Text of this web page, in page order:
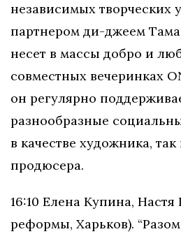
независимых творческих
партнером ди-джеем
несет в массы добро и
совместных вечеринках
он регулярно
разнообразные
в качестве художника, так
продюсера.
16:10 ​​Елена​​ Купина,​​ Настя​​
реформы,​​ Харьков). “Разом